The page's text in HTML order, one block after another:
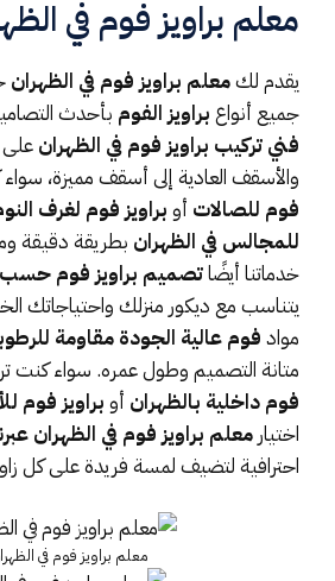
معلم براويز فوم في
يقدم لكمعلم براويز فوم في الظهران
جميع أنواع براويز الفوم بأحدث
فني تركيب براويز فوم في الظهران على
والأسقف العادية إلى أسقف مميزة،
فوم للصالات أو براويز فوم لغرف
للمجالس في الظهران بطريقة دقيقة
خدماتنا أيضًاتصميم براويز فوم حسب
يتناسب مع ديكور منزلك واحتياجاتك
مواد فوم عالية الجودة مقاومة
متانة التصميم وطول عمره. سواء كنت
فوم داخلية بالظهران أو براويز فوم
اختيار معلم براويز فوم في الظهران
احترافية لتضيف لمسة فريدة على كل
معلم براويز فوم في